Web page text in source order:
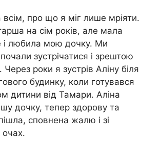
про що я міг лише мріяти.
на сім років, але мала
і любила мою дочку. Ми
зустрічатися і зрештою
роки я зустрів Аліну біля
будинку, коли готувався
дитини від Тамари. Аліна
дочку, тепер здорову та
сповнена жалю і зі
очах.